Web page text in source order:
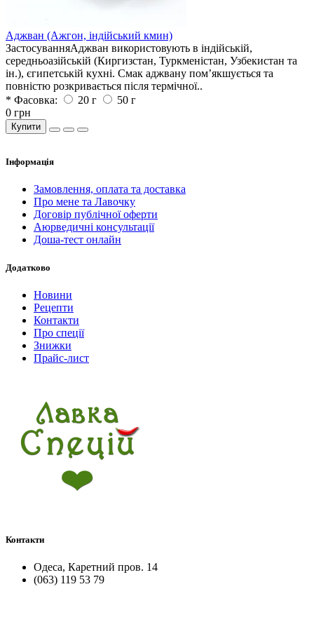
Аджван (Ажгон, індійський кмин)
ЗастосуванняАджван використовують в індійській,
середньоазійській (Киргизстан, Туркменістан, Узбекистан та
ін.), єгипетській кухні. Смак аджвану пом’якшується та
повністю розкривається після термічної..
* Фасовка:
20 г
50 г
0 грн
Купити
Iнформація
Замовлення, оплата та доставка
Про мене та Лавочку
Договір публічної оферти
Аюрведичні консультації
Доша-тест онлайн
Додатково
Новини
Рецепти
Контакти
Про спеції
Знижки
Прайс-лист
Контакти
Одеса, Каретний пров. 14
(063) 119 53 79